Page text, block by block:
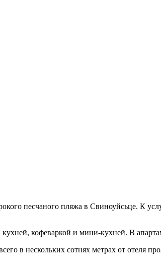
песчаного пляжа в Свиноуйсьце. К
кофеваркой и мини-кухней. В
в нескольких сотнях метрах от отеля